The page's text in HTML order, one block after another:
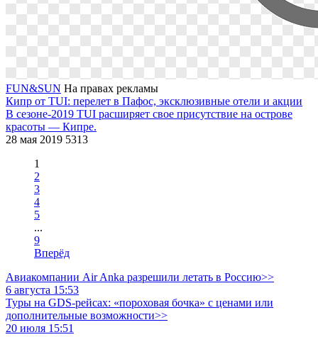
FUN&SUN На правах рекламы
Кипр от TUI: перелет в Пафос, эксклюзивные отели и акции
В сезоне-2019 TUI расширяет свое присутствие на острове
красоты — Кипре.
28 мая 2019 5313
1
2
3
4
5
...
9
Вперёд
Авиакомпании Air Anka разрешили летать в Россию>>
6 августа 15:53
Туры на GDS-рейсах: «пороховая бочка» с ценами или
дополнительные возможности>>
20 июля 15:51